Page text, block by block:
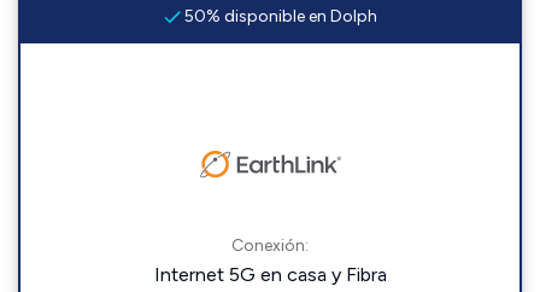
50% disponible en Dolph
Conexión:
Internet 5G en casa y Fibra